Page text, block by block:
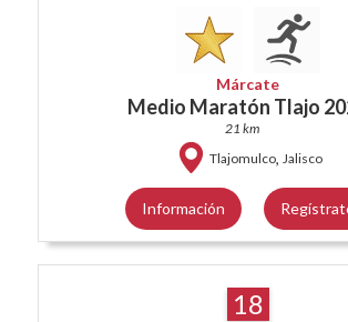
Márcate
Medio Maratón Tlajo
21 km
Tlajomulco, Jalisco
Información
18